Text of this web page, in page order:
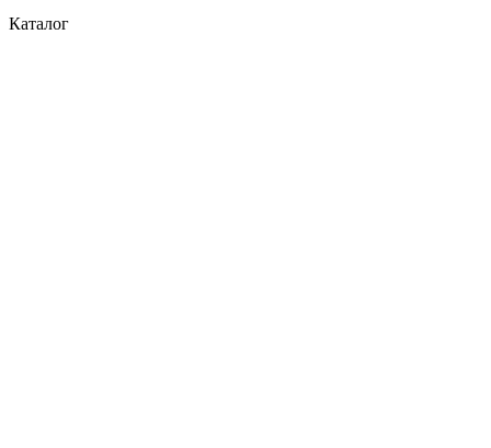
Каталог